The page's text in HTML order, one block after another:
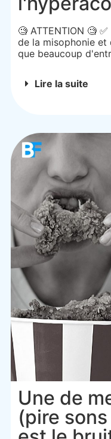
🧐 ATTENTION 🧐
de la misophonie et
que beaucoup
Lire la suite
Une de
(pire